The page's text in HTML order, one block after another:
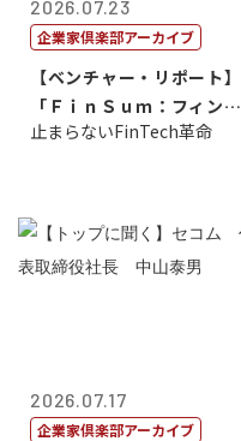
2026.07.23
企業家倶楽部アーカイブ
【ベンチャー・リポート】
「ＦｉｎＳｕｍ：フィンテ
ック・サミッ...
止まらないFinTech革命
2026.07.17
企業家倶楽部アーカイブ